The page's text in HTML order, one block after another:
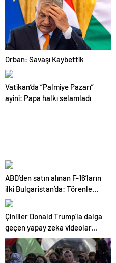
Orban: Savaşı Kaybettik
Vatikan’da “Palmiye Pazarı”
ayini: Papa halkı selamladı
ABD’den satın alınan F-16’ların
ilki Bulgaristan’da: Törenle
karşılandı
Çinliler Donald Trump’la dalga
geçen yapay zeka videolar
üretmeye başladı